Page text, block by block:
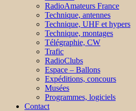
RadioAmateurs France
Technique, antennes
Technique, UHF et hypers
Technique, montages
Télégraphie, CW
Trafic
RadioClubs
Espace – Ballons
Expéditions, concours
Musées
Programmes, logiciels
Contact